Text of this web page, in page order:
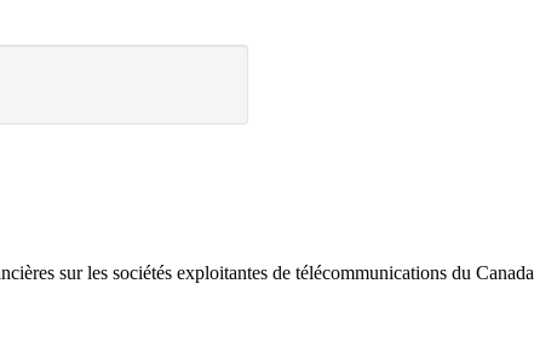
sur les sociétés exploitantes de télécommunications du Canada